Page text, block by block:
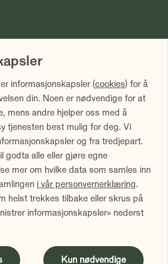
at historisk avkastning ikke er noen
Fremtidig avkastning vil
markedsutviklingen, forvalters
samt kostnader ved forvaltning.
som følge av kurstap.
årlig forvaltningshonorar.
er annualisert. Tallene er
med andre selskaper på
er markedsføring
informasjonskapsler (cookies) for å
din. Noen er nødvendige for at
mens andre hjelper oss med å
tjenesten best mulig for deg. Vi
og fra tredjepart.
godta alle eller gjøre egne
mer om hvilke data som samles inn
i vår personvernerklæring.
helst trekkes tilbake eller skrus på
informasjonskapsler» nederst
Kun nødvendige